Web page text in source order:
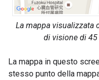
La mappa visualizzata
di visione di 45
La mappa in questo
stesso punto della